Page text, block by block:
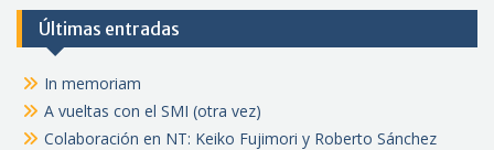
Últimas entradas
In memoriam
A vueltas con el SMI (otra vez)
Colaboración en NT: Keiko Fujimori y Roberto Sánchez